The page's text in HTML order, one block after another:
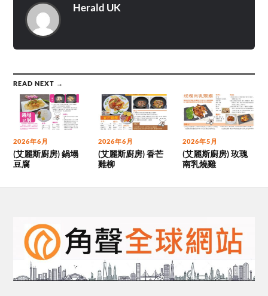
Herald UK
READ NEXT →
2026年6月
(艾麗斯廚房) 鍋塌
豆腐
2026年6月
(艾麗斯廚房) 香芒
雞柳
2026年5月
(艾麗斯廚房) 玫瑰
南乳燒雞